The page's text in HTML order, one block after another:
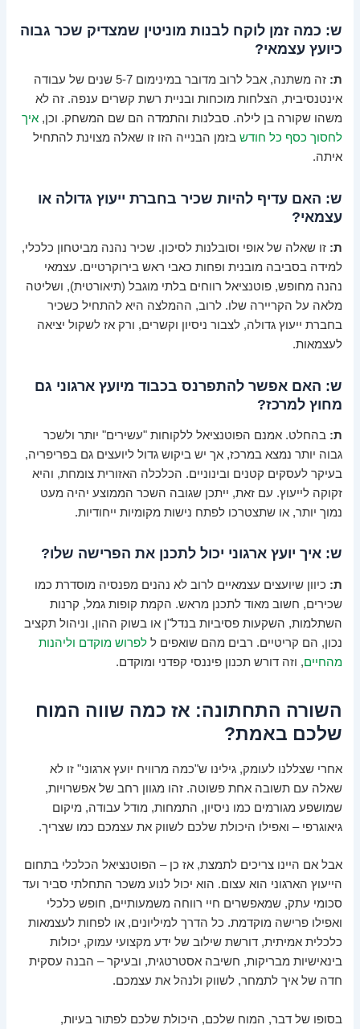
ש: כמה זמן לוקח לבנות מוניטין שמצדיק שכר גבוה
כיועץ עצמאי?
ת:
זה משתנה, אבל לרוב מדובר במינימום 5-7 שנים של עבודה
אינטנסיבית, הצלחות מוכחות ובניית רשת קשרים ענפה. זה לא
משהו שקורה בן לילה. סבלנות והתמדה הם שם המשחק. וכן,איך
לחסוך כסף כל חודש בזמן הבנייה הזו זו שאלה מצוינת להתחיל
איתה.
ש: האם עדיף להיות שכיר בחברת ייעוץ גדולה או
עצמאי?
ת: זו שאלה של אופי וסובלנות לסיכון. שכיר נהנה מביטחון כלכלי,
למידה בסביבה מובנית ופחות כאבי ראש בירוקרטיים. עצמאי
נהנה מחופש, פוטנציאל רווחים בלתי מוגבל (תיאורטית), ושליטה
מלאה על הקריירה שלו. לרוב, ההמלצה היא להתחיל כשכיר
בחברת ייעוץ גדולה, לצבור ניסיון וקשרים, ורק אז לשקול יציאה
לעצמאות.
ש: האם אפשר להתפרנס בכבוד מיועץ ארגוני גם
מחוץ למרכז?
ת: בהחלט. אמנם הפוטנציאל ללקוחות "עשירים" יותר ולשכר
גבוה יותר נמצא במרכז, אך יש ביקוש גדול ליועצים גם בפריפריה,
בעיקר לעסקים קטנים ובינוניים. הכלכלה האזורית צומחת, והיא
זקוקה לייעוץ. עם זאת, ייתכן שגובה השכר הממוצע יהיה מעט
נמוך יותר, או שתצטרכו לפתח נישות מקומיות ייחודיות.
ש: איך יועץ ארגוני יכול לתכנן את הפרישה שלו?
ת: כיוון שיועצים עצמאיים לרוב לא נהנים מפנסיה מוסדרת כמו
שכירים, חשוב מאוד לתכנן מראש. הקמת קופות גמל, קרנות
השתלמות, השקעות פסיביות בנדל"ן או בשוק ההון, וניהול תקציב
נכון, הם קריטיים. רבים מהם שואפים ללפרוש מוקדם וליהנות
מהחיים, וזה דורש תכנון פיננסי קפדני ומוקדם.
השורה התחתונה: אז כמה שווה המוח
שלכם באמת?
אחרי שצללנו לעומק, גילינו ש"כמה מרוויח יועץ ארגוני" זו לא
שאלה עם תשובה אחת פשוטה. זהו מגוון רחב של אפשרויות,
שמושפע מגורמים כמו ניסיון, התמחות, מודל עבודה, מיקום
גיאוגרפי – ואפילו היכולת שלכם לשווק את עצמכם כמו שצריך.
אבל אם היינו צריכים לתמצת, אז כן – הפוטנציאל הכלכלי בתחום
הייעוץ הארגוני הוא עצום. הוא יכול לנוע משכר התחלתי סביר ועד
סכומי עתק, שמאפשרים חיי רווחה משמעותיים, חופש כלכלי
ואפילו פרישה מוקדמת. כל הדרך למיליונים, או לפחות לעצמאות
כלכלית אמיתית, דורשת שילוב של ידע מקצועי עמוק, יכולות
בינאישיות מבריקות, חשיבה אסטרטגית, ובעיקר – הבנה עסקית
חדה של איך לתמחר, לשווק ולנהל את עצמכם.
בסופו של דבר, המוח שלכם, היכולת שלכם לפתור בעיות,